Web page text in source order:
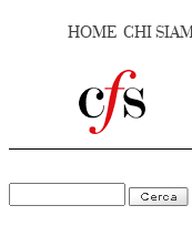
HOME CHI